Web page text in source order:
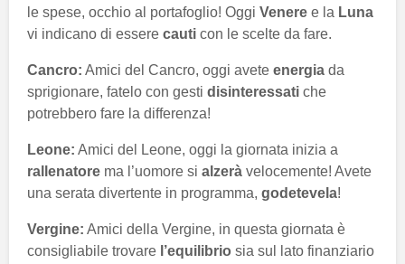
le spese, occhio al portafoglio! Oggi Venere e la Luna
vi indicano di essere cauti con le scelte da fare.
Cancro: Amici del Cancro, oggi avete energia da
sprigionare, fatelo con gesti disinteressati che
potrebbero fare la differenza!
Leone: Amici del Leone, oggi la giornata inizia a
rallenatore ma l’uomore si alzerà velocemente! Avete
una serata divertente in programma, godetevela!
Vergine: Amici della Vergine, in questa giornata è
consigliabile trovare l’equilibrio sia sul lato finanziario